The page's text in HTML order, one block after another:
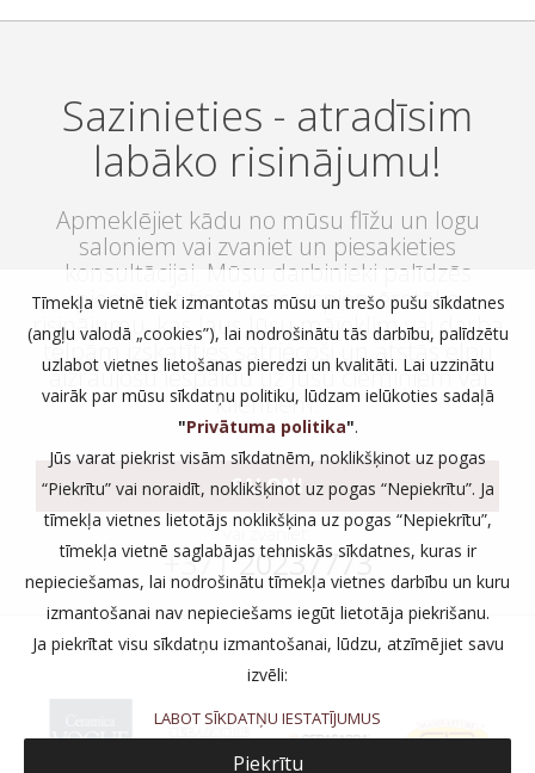
Sazinieties - atradīsim
labāko risinājumu!
Apmeklējiet kādu no mūsu flīžu un logu
saloniem vai zvaniet un piesakieties
konsultācijai. Mūsu darbinieki palīdzēs
piemeklēt tieši Jums vispiemērotāko
risinājumu, kas ļaus Jūsu mājoklim vai darba
telpām izskatīties satriecoši un atstās elpu
aizraujošu iespaidu uz Jūsu ciemiņiem vai
klientiem.
SALONI
vai zvaniet:
+37120237773
Tīmekļa vietnē tiek izmantotas mūsu un trešo pušu sīkdatnes
(angļu valodā „cookies”), lai nodrošinātu tās darbību, palīdzētu
uzlabot vietnes lietošanas pieredzi un kvalitāti. Lai uzzinātu
vairāk par mūsu sīkdatņu politiku, lūdzam ielūkoties sadaļā
"Privātuma politika".
Jūs varat piekrist visām sīkdatnēm, noklikšķinot uz pogas
“Piekrītu” vai noraidīt, noklikšķinot uz pogas “Nepiekrītu”. Ja
tīmekļa vietnes lietotājs noklikšķina uz pogas “Nepiekrītu”,
tīmekļa vietnē saglabājas tehniskās sīkdatnes, kuras ir
nepieciešamas, lai nodrošinātu tīmekļa vietnes darbību un kuru
izmantošanai nav nepieciešams iegūt lietotāja piekrišanu.
Ja piekrītat visu sīkdatņu izmantošanai, lūdzu, atzīmējiet savu
izvēli:
LABOT SĪKDATŅU IESTATĪJUMUS
Piekrītu